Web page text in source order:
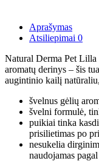
Aprašymas
Atsiliepimai 0
Natural Derma Pet
aromatų derinys – šis
augintinio kailį
švelnus gėlių
švelni formulė,
puikiai tinka
prisilietimas po
nesukelia
naudojamas